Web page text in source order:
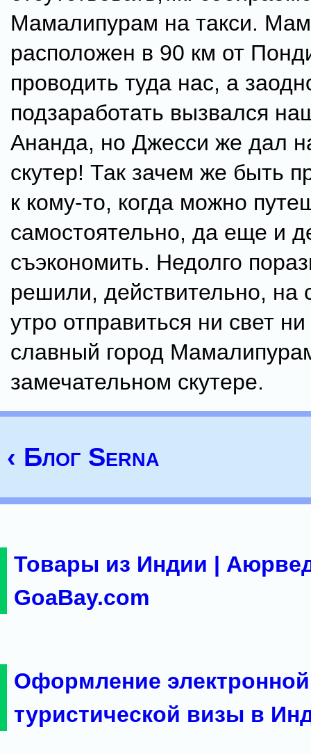
Мамалипурам на такси.
расположен в 90 км от
проводить туда нас, а
подзаработать вызвался
Ананда, но Джесси же дал
скутер! Так зачем же быть
к кому-то, когда можно
самостоятельно, да еще и
съэкономить. Недолго
решили, действительно, на
утро отправиться ни свет
славный город
замечательном скутере.
‹ Блог Serna
Товары из Индии |
GoaBay.com
Оформление электронной
туристической визы в